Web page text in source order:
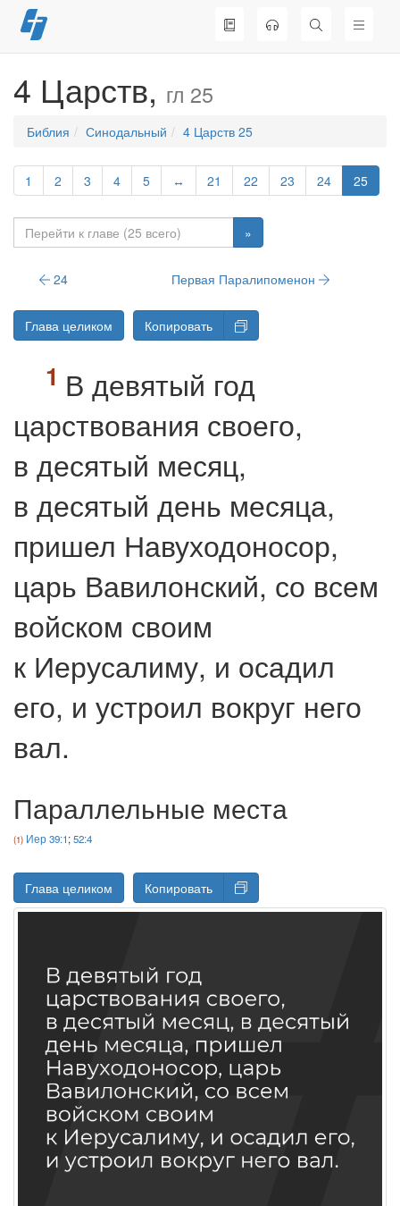
Перейти
к
4 Царств, гл 25
Библия Синодальный 4 Царств 25
1 2 3 4 5 ↔ 21 22 23 24 25
»
24 Первая Паралипоменон
Глава целиком Копировать
В девятый год
царствования своего,
в десятый месяц,
в десятый день месяца,
пришел Навуходоносор,
царь Вавилонский, со всем
войском своим
к Иерусалиму, и осадил
его, и устроил вокруг него
вал.
Параллельные места
Иер 39:1;52:4
Глава целиком Копировать